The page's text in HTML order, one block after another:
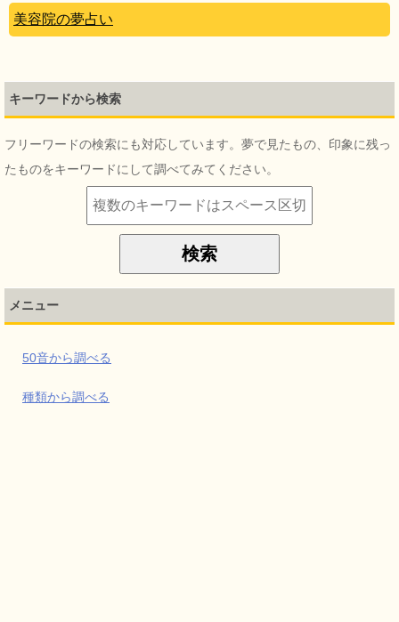
美容院の夢占い
キーワードから検索
フリーワードの検索にも対応しています。夢で見たもの、印象に残っ
たものをキーワードにして調べてみてください。
メニュー
50音から調べる
種類から調べる